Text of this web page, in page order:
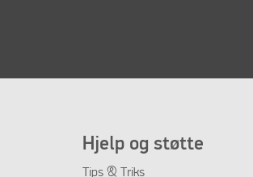
Hjelp og støtte
Tips & Triks